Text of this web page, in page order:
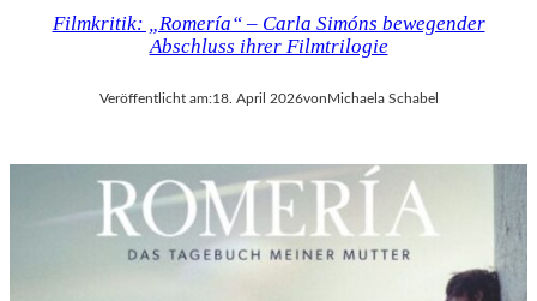
Filmkritik: „Romería“ – Carla Simóns bewegender
Abschluss ihrer Filmtrilogie
Veröffentlicht am:18. April 2026von Michaela Schabel